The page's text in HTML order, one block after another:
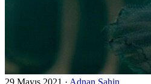
29 Mayıs 2021 · Adnan Şahin